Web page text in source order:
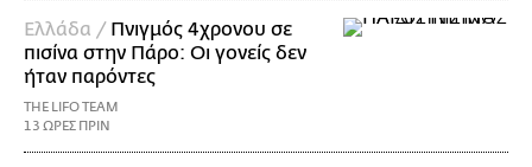
Ελλάδα / Πνιγμός 4χρονου σε
πισίνα στην Πάρο: Οι γονείς δεν
ήταν παρόντες
THE LIFO TEAM
13 ΩΡΕΣ ΠΡΙΝ